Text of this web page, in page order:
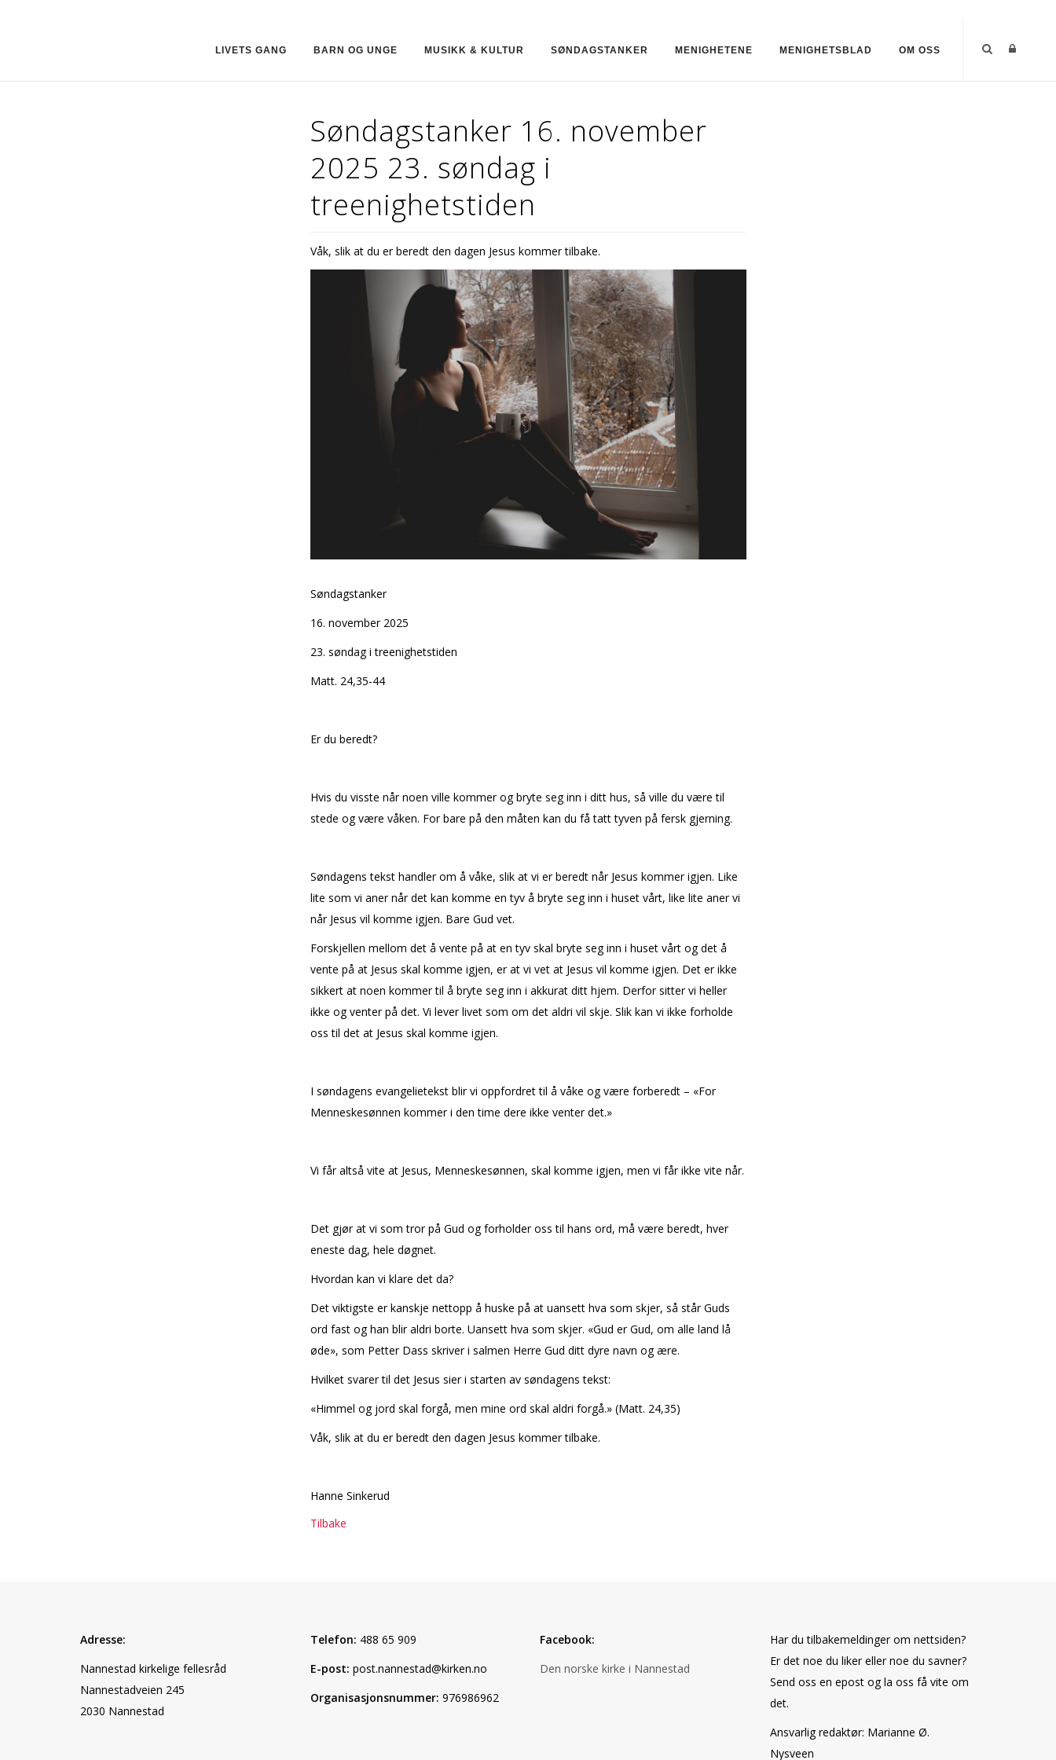
LIVETS GANG BARN OG UNGE MUSIKK & KULTUR SØNDAGSTANKER MENIGHETENE MENIGHETSBLAD OM OSS
Søndagstanker 16. november
2025 23. søndag i
treenighetstiden
Våk, slik at du er beredt den dagen Jesus kommer tilbake.
Søndagstanker
16. november 2025
23. søndag i treenighetstiden
Matt. 24,35-44
Er du beredt?
Hvis du visste når noen ville kommer og bryte seg inn i ditt hus, så ville du være til
stede og være våken. For bare på den måten kan du få tatt tyven på fersk gjerning.
Søndagens tekst handler om å våke, slik at vi er beredt når Jesus kommer igjen. Like
lite som vi aner når det kan komme en tyv å bryte seg inn i huset vårt, like lite aner vi
når Jesus vil komme igjen. Bare Gud vet.
Forskjellen mellom det å vente på at en tyv skal bryte seg inn i huset vårt og det å
vente på at Jesus skal komme igjen, er at vi vet at Jesus vil komme igjen. Det er ikke
sikkert at noen kommer til å bryte seg inn i akkurat ditt hjem. Derfor sitter vi heller
ikke og venter på det. Vi lever livet som om det aldri vil skje. Slik kan vi ikke forholde
oss til det at Jesus skal komme igjen.
I søndagens evangelietekst blir vi oppfordret til å våke og være forberedt – «For
Menneskesønnen kommer i den time dere ikke venter det.»
Vi får altså vite at Jesus, Menneskesønnen, skal komme igjen, men vi får ikke vite når.
Det gjør at vi som tror på Gud og forholder oss til hans ord, må være beredt, hver
eneste dag, hele døgnet.
Hvordan kan vi klare det da?
Det viktigste er kanskje nettopp å huske på at uansett hva som skjer, så står Guds
ord fast og han blir aldri borte. Uansett hva som skjer. «Gud er Gud, om alle land lå
øde», som Petter Dass skriver i salmen Herre Gud ditt dyre navn og ære.
Hvilket svarer til det Jesus sier i starten av søndagens tekst:
«Himmel og jord skal forgå, men mine ord skal aldri forgå.» (Matt. 24,35)
Våk, slik at du er beredt den dagen Jesus kommer tilbake.
Hanne Sinkerud
Tilbake
Adresse:
Nannestad kirkelige fellesråd
Nannestadveien 245
2030 Nannestad
Telefon: 488 65 909
E-post: post.nannestad@kirken.no
Organisasjonsnummer: 976986962
Facebook:
Den norske kirke i Nannestad
Har du tilbakemeldinger om nettsiden?
Er det noe du liker eller noe du savner?
Send oss en epost og la oss få vite om
det.
Ansvarlig redaktør: Marianne Ø.
Nysveen